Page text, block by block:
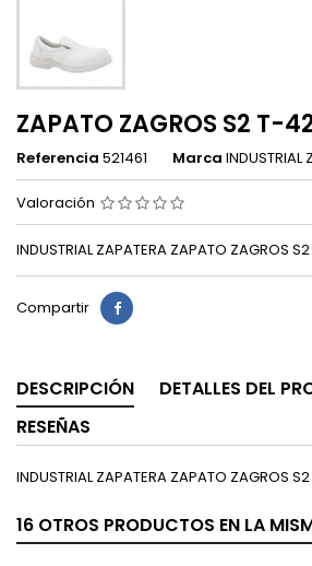
ZAPATO ZAGROS S2 T-
Referencia 521461 Marca INDUSTRIAL
Valoración
INDUSTRIAL ZAPATERA ZAPATO ZAGROS
Compartir
DESCRIPCIÓN
DETALLES DEL
RESEÑAS
INDUSTRIAL ZAPATERA ZAPATO ZAGROS
16 OTROS PRODUCTOS EN LA